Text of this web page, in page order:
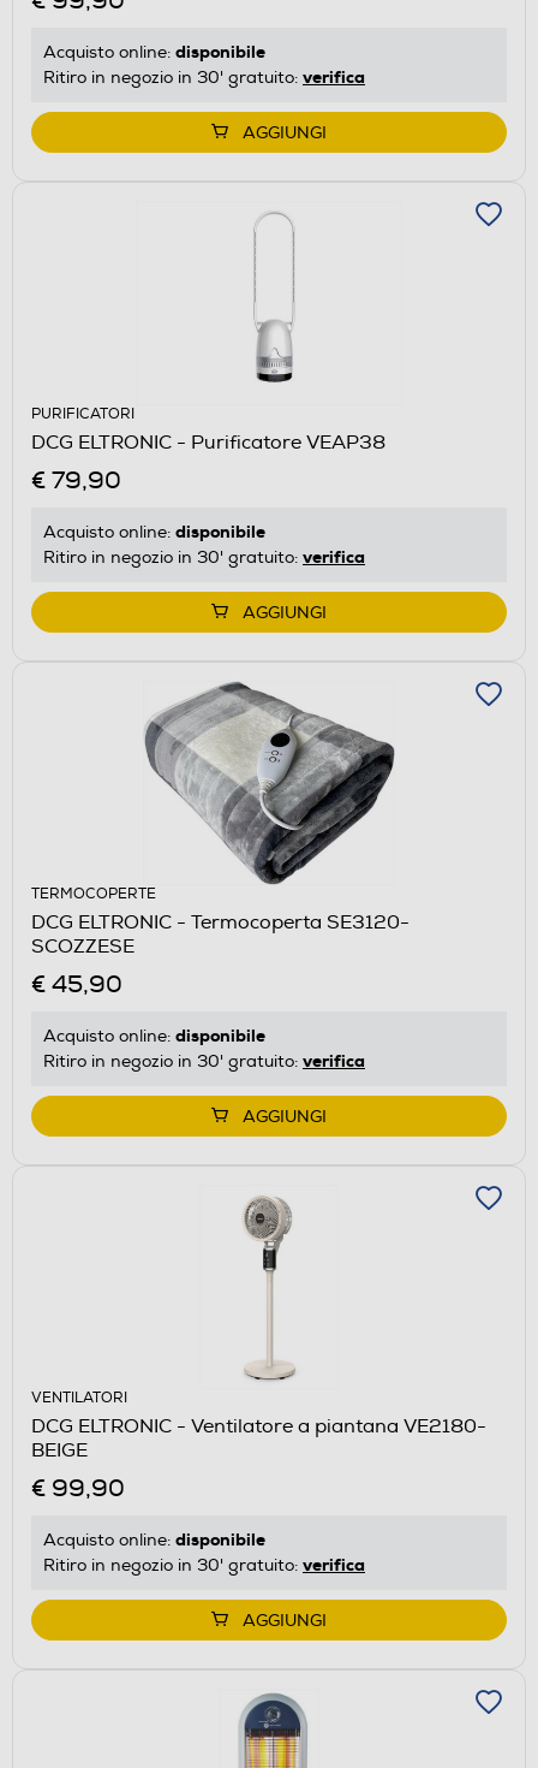
Acquisto online: disponibile
Ritiro in negozio in 30' gratuito: verifica
AGGIUNGI
PURIFICATORI
DCG ELTRONIC - Purificatore VEAP38
€ 79,90
Acquisto online: disponibile
Ritiro in negozio in 30' gratuito: verifica
AGGIUNGI
TERMOCOPERTE
DCG ELTRONIC - Termocoperta SE3120-
SCOZZESE
€ 45,90
Acquisto online: disponibile
Ritiro in negozio in 30' gratuito: verifica
AGGIUNGI
VENTILATORI
DCG ELTRONIC - Ventilatore a piantana VE2180-
BEIGE
€ 99,90
Acquisto online: disponibile
Ritiro in negozio in 30' gratuito: verifica
AGGIUNGI